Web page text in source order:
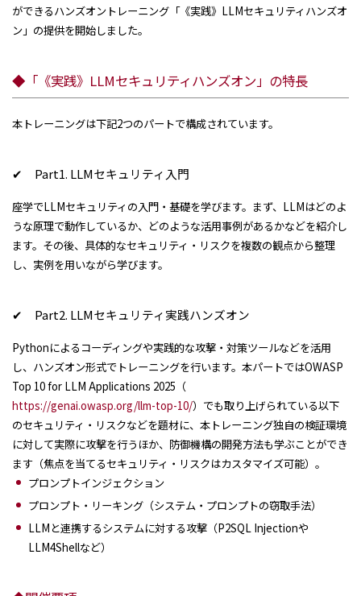
ができるハンズオントレーニング「《実践》LLMセキュリティハンズオ
ン」の提供を開始しました。
◆「《実践》LLMセキュリティハンズオン」の特長
本トレーニングは下記2つのパートで構成されています。
✔ Part1. LLMセキュリティ入門
座学でLLMセキュリティの入門・基礎を学びます。まず、LLMはどのよ
うな原理で動作しているか、どのような活用事例があるかなどを紹介し
ます。その後、具体的なセキュリティ・リスクを複数の観点から整理
し、実例を用いながら学びます。
✔ Part2. LLMセキュリティ実践ハンズオン
Pythonによるコーディングや実践的な攻撃・対策ツールなどを活用
し、ハンズオン形式でトレーニングを行います。本パートではOWASP
Top 10 for LLM Applications 2025（
https://genai.owasp.org/llm-top-10/）でも取り上げられている以下
のセキュリティ・リスクなどを題材に、本トレーニング独自の検証環境
に対して実際に攻撃を行うほか、防御機構の開発方法も学ぶことができ
ます（焦点を当てるセキュリティ・リスクはカスタマイズ可能）。
プロンプトインジェクション
プロンプト・リーキング（システム・プロンプトの窃取手法）
LLMと連携するシステムに対する攻撃（P2SQL Injectionや
LLM4Shellなど）